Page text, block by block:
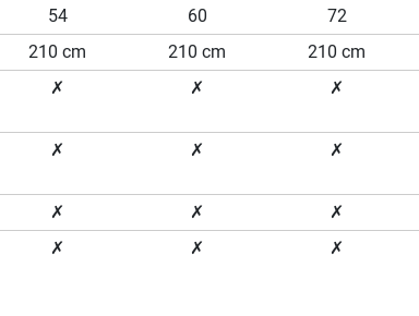
54 60 72
210 cm 210 cm 210 cm
✗ ✗ ✗
✗ ✗ ✗
✗ ✗ ✗
✗ ✗ ✗